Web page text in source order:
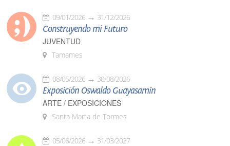
09/01/2026 31/12/2026
Construyendo mi Futuro
JUVENTUD
Tamames
08/05/2026 30/08/2026
Exposición Oswaldo Guayasamín
ARTE / EXPOSICIONES
Santa Marta de Tormes
05/06/2026 31/03/2027